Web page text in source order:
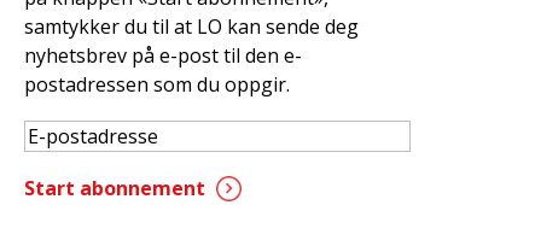
samtykker du til at LO kan sende deg
nyhetsbrev på e-post til den e-
postadressen som du oppgir.